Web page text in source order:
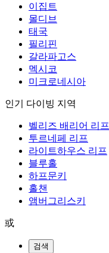
이집트
몰디브
태국
필리핀
갈라파고스
멕시코
미크로네시아
인기 다이빙 지역
벨리즈 배리어 리프
투르네페 리프
라이트하우스 리프
블루홀
하프문키
홀챈
앰버그리스키
或
검색